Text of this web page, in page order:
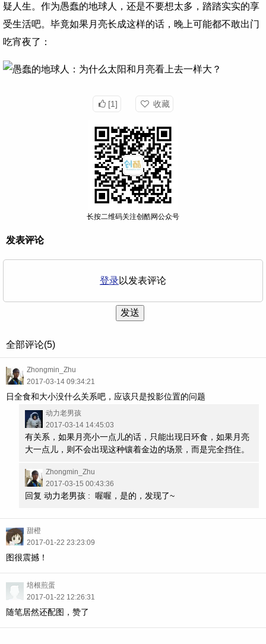
疑人生。作为愚蠢的地球人，还是不要想太多，踏踏实实的享
受生活吧。毕竟如果月亮长成这样的话，晚上可能都不敢出门
吃宵夜了：
[1] 收藏
长按二维码关注创酷网公众号
发表评论
登录以发表评论
发送
全部评论(5)
Zhongmin_Zhu
2017-03-14 09:34:21
日全食和大小没什么关系吧，应该只是投影位置的问题
动力老男孩
2017-03-14 14:45:03
有关系，如果月亮小一点儿的话，只能出现日环食，如果月亮
大一点儿，则不会出现这种镶着金边的场景，而是完全挡住。
Zhongmin_Zhu
2017-03-15 00:43:36
回复 动力老男孩 : 喔喔，是的，发现了~
甜橙
2017-01-22 23:23:09
图很震撼！
培根煎蛋
2017-01-22 12:26:31
随笔居然还配图，赞了